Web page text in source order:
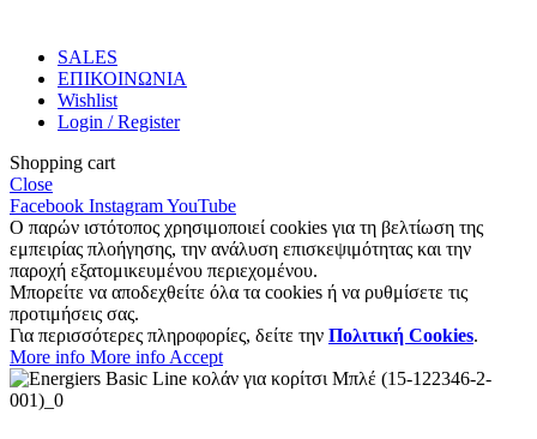
SALES
ΕΠΙΚΟΙΝΩΝΙΑ
Wishlist
Login / Register
Shopping cart
Close
Facebook InstagramYouTube
Ο παρών ιστότοπος χρησιμοποιεί cookies για τη βελτίωση της
εμπειρίας πλοήγησης, την ανάλυση επισκεψιμότητας και την
παροχή εξατομικευμένου περιεχομένου.
Μπορείτε να αποδεχθείτε όλα τα cookies ή να ρυθμίσετε τις
προτιμήσεις σας.
Για περισσότερες πληροφορίες, δείτε την Πολιτική Cookies.
More info More info Accept